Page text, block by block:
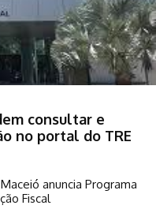
consultar e
no portal do TRE
anuncia Programa
Fiscal